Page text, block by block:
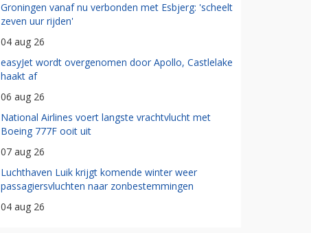
Groningen vanaf nu verbonden met Esbjerg: 'scheelt
zeven uur rijden'
04 aug 26
easyJet wordt overgenomen door Apollo, Castlelake
haakt af
06 aug 26
National Airlines voert langste vrachtvlucht met
Boeing 777F ooit uit
07 aug 26
Luchthaven Luik krijgt komende winter weer
passagiersvluchten naar zonbestemmingen
04 aug 26